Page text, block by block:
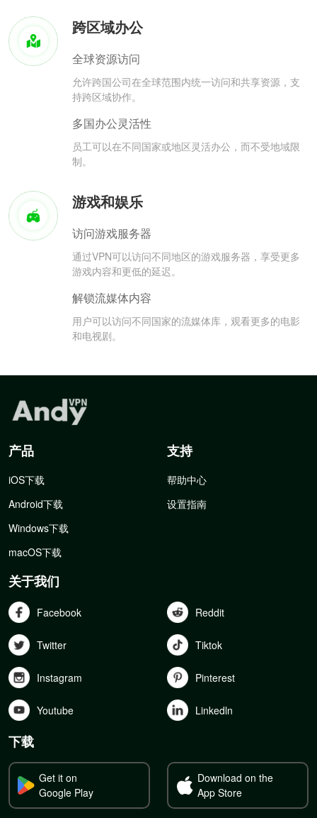
跨区域办公
全球资源访问
允许跨国公司在全球范围内统一访问和共享资源，支
持跨区域协作。
多国办公灵活性
员工可以在不同国家或地区灵活办公，而不受地域限
制。
游戏和娱乐
访问游戏服务器
通过VPN可以访问不同地区的游戏服务器，享受更多
游戏内容和更低的延迟。
解锁流媒体内容
用户可以访问不同国家的流媒体库，观看更多的电影
和电视剧。
产品
iOS下载
Android下载
Windows下载
macOS下载
支持
帮助中心
设置指南
关于我们
Facebook Reddit
Twitter Tiktok
Instagram Pinterest
Youtube Linkedln
下载
Get it on
Google Play
Download on the
App Store